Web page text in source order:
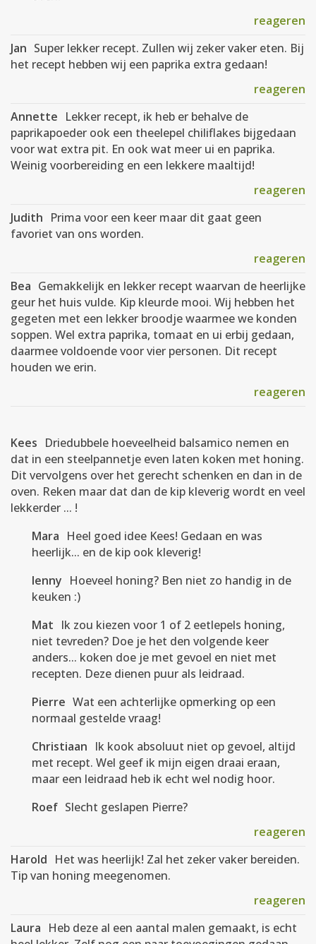
reageren
Jan Super lekker recept. Zullen wij zeker vaker eten. Bij
het recept hebben wij een paprika extra gedaan!
reageren
Annette Lekker recept, ik heb er behalve de
paprikapoeder ook een theelepel chiliflakes bijgedaan
voor wat extra pit. En ook wat meer ui en paprika.
Weinig voorbereiding en een lekkere maaltijd!
reageren
Judith Prima voor een keer maar dit gaat geen
favoriet van ons worden.
reageren
Bea Gemakkelijk en lekker recept waarvan de heerlijke
geur het huis vulde. Kip kleurde mooi. Wij hebben het
gegeten met een lekker broodje waarmee we konden
soppen. Wel extra paprika, tomaat en ui erbij gedaan,
daarmee voldoende voor vier personen. Dit recept
houden we erin.
reageren
Kees Driedubbele hoeveelheid balsamico nemen en
dat in een steelpannetje even laten koken met honing.
Dit vervolgens over het gerecht schenken en dan in de
oven. Reken maar dat dan de kip kleverig wordt en veel
lekkerder ... !
Mara Heel goed idee Kees! Gedaan en was
heerlijk... en de kip ook kleverig!
lenny Hoeveel honing? Ben niet zo handig in de
keuken :)
Mat Ik zou kiezen voor 1 of 2 eetlepels honing,
niet tevreden? Doe je het den volgende keer
anders... koken doe je met gevoel en niet met
recepten. Deze dienen puur als leidraad.
Pierre Wat een achterlijke opmerking op een
normaal gestelde vraag!
Christiaan Ik kook absoluut niet op gevoel, altijd
met recept. Wel geef ik mijn eigen draai eraan,
maar een leidraad heb ik echt wel nodig hoor.
Roef Slecht geslapen Pierre?
reageren
Harold Het was heerlijk! Zal het zeker vaker bereiden.
Tip van honing meegenomen.
reageren
Laura Heb deze al een aantal malen gemaakt, is echt